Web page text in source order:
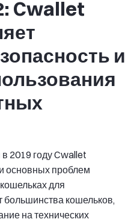
Cwallet
и
2019 году Cwallet
основных проблем
для
большинства кошельков,
на технических